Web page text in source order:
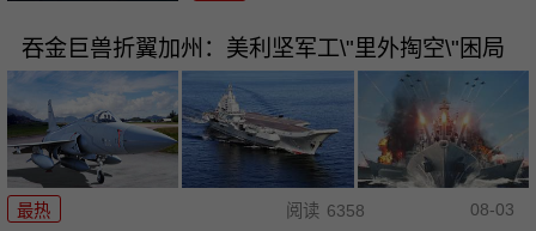
吞金巨兽折翼加州：美利坚军工\"里外掏空\"困局
最热 阅读 6358 08-03